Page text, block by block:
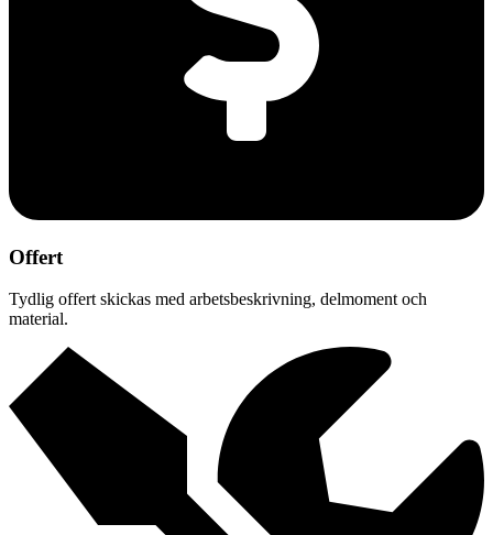
Offert
Tydlig offert skickas med arbetsbeskrivning, delmoment och
material.